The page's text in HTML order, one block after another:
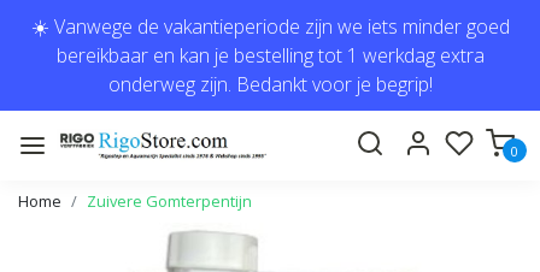
☀️ Vanwege de vakantieperiode zijn we iets minder goed
bereikbaar en kan je bestelling tot 1 werkdag extra
onderweg zijn. Bedankt voor je begrip!
0
Home Zuivere Gomterpentijn